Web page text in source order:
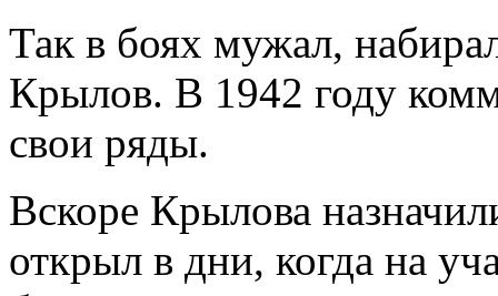
Так в боях мужал,
Крылов. В 1942 году
свои ряды.
Вскоре Крылова
открыл в дни, когда на